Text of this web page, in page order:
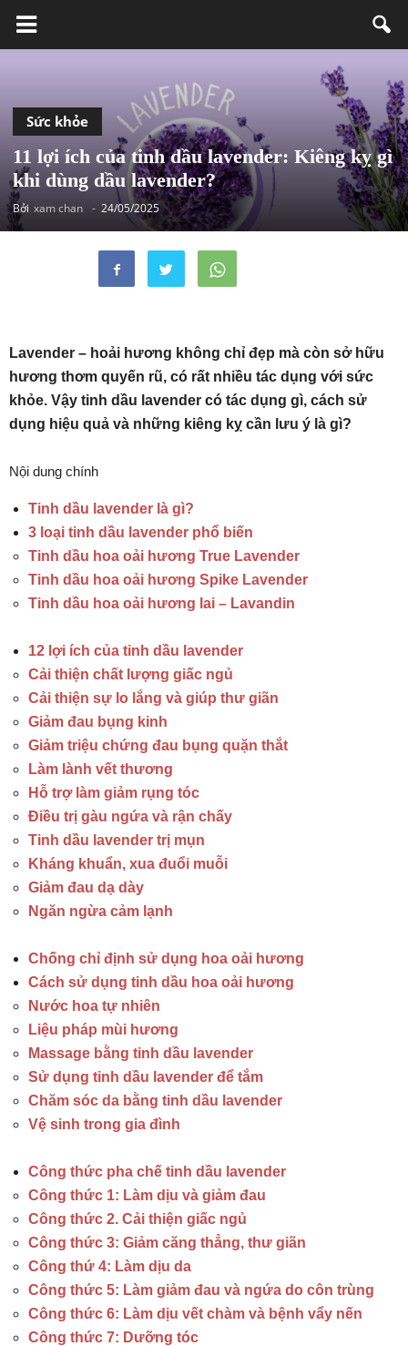
Sức khỏe
11 lợi ích của tinh dầu lavender: Kiêng kỵ gì
khi dùng dầu lavender?
Bởi xam chan - 24/05/2025
Lavender – hoải hương không chỉ đẹp mà còn sở hữu
hương thơm quyến rũ, có rất nhiều tác dụng với sức
khỏe. Vậy tinh dầu lavender có tác dụng gì, cách sử
dụng hiệu quả và những kiêng kỵ cần lưu ý là gì?
Nội dung chính
Tinh dầu lavender là gì?
3 loại tinh dầu lavender phổ biến
Tinh dầu hoa oải hương True Lavender
Tinh dầu hoa oải hương Spike Lavender
Tinh dầu hoa oải hương lai – Lavandin
12 lợi ích của tinh dầu lavender
Cải thiện chất lượng giấc ngủ
Cải thiện sự lo lắng và giúp thư giãn
Giảm đau bụng kinh
Giảm triệu chứng đau bụng quặn thắt
Làm lành vết thương
Hỗ trợ làm giảm rụng tóc
Điều trị gàu ngứa và rận chấy
Tinh dầu lavender trị mụn
Kháng khuẩn, xua đuổi muỗi
Giảm đau dạ dày
Ngăn ngừa cảm lạnh
Chống chỉ định sử dụng hoa oải hương
Cách sử dụng tinh dầu hoa oải hương
Nước hoa tự nhiên
Liệu pháp mùi hương
Massage bằng tinh dầu lavender
Sử dụng tinh dầu lavender để tắm
Chăm sóc da bằng tinh dầu lavender
Vệ sinh trong gia đình
Công thức pha chế tinh dầu lavender
Công thức 1: Làm dịu và giảm đau
Công thức 2. Cải thiện giấc ngủ
Công thức 3: Giảm căng thẳng, thư giãn
Công thứ 4: Làm dịu da
Công thức 5: Làm giảm đau và ngứa do côn trùng
Công thức 6: Làm dịu vết chàm và bệnh vẩy nến
Công thức 7: Dưỡng tóc